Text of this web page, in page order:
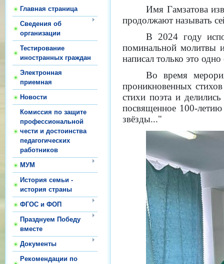
Главная страница
Сведения об
организации
Тестирование
иностранных граждан
Электронная
приемная
Новости
Комиссия по защите
профессиональной
чести и достоинства
педагогических
работников
МУМ
История семьи -
история страны
ФГОС и ФОП
Празднуем Победу
вместе
Документы
Рекомендации по
Имя Гамзатова
продолжают называть
В 2024 году
поминальной молитвы
написал только это
Во время
проникновенных
стихи поэта и
посвященное 100-
звёзды..."